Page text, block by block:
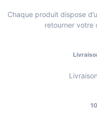
Chaque produit dispose
retourner votre